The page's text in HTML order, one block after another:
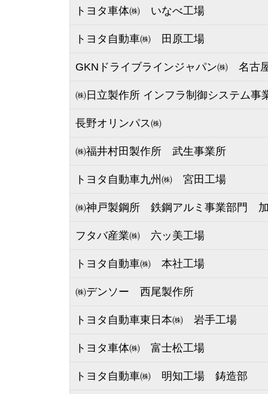
トヨタ車体㈱ いなべ工場
トヨタ自動車㈱ 田原工場
GKNドライブラインジャパン㈱ 名古
㈱日立製作所 インフラ制御システム事
長野オリンパス㈱
㈱福井村田製作所 武生事業所
トヨタ自動車九州㈱ 宮田工場
㈱神戸製鋼所 鉄鋼アルミ事業部門
フタバ産業㈱ 六ッ美工場
トヨタ自動車㈱ 本社工場
㈱デンソー 西尾製作所
トヨタ自動車東日本㈱ 岩手工場
トヨタ車体㈱ 富士松工場
トヨタ自動車㈱ 明知工場 鋳造部